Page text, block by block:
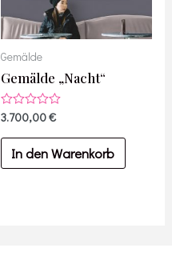
Gemälde
Gemälde „Nacht“
Bewertet
0
von
3.700,00€
In den Warenkorb